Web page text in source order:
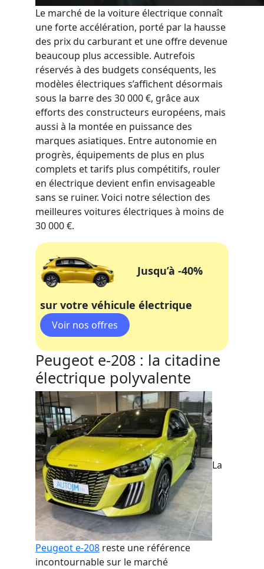
Le marché de la voiture électrique connaît
une forte accélération, porté par la hausse
des prix du carburant et une offre devenue
beaucoup plus accessible. Autrefois
réservés à des budgets conséquents, les
modèles électriques s’affichent désormais
sous la barre des 30 000 €, grâce aux
efforts des constructeurs européens, mais
aussi à la montée en puissance des
marques asiatiques. Entre autonomie en
progrès, équipements de plus en plus
complets et tarifs plus compétitifs, rouler
en électrique devient enfin envisageable
sans se ruiner. Voici notre sélection des
meilleures voitures électriques à moins de
30 000 €.
Jusqu’à -40%
sur votre véhicule électrique
Peugeot e-208 : la citadine
électrique polyvalente
La
Peugeot e-208 reste une référence
incontournable sur le marché